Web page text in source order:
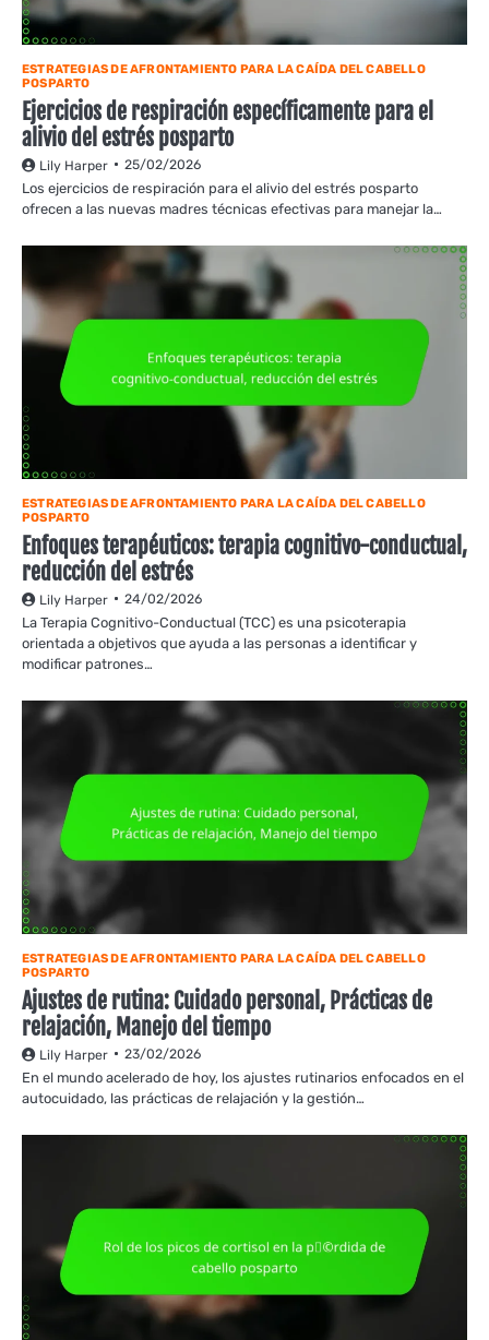
ESTRATEGIAS DE AFRONTAMIENTO PARA LA CAÍDA DEL CABELLO
POSPARTO
Ejercicios de respiración específicamente para el
alivio del estrés posparto
Lily Harper 25/02/2026
Los ejercicios de respiración para el alivio del estrés posparto
ofrecen a las nuevas madres técnicas efectivas para manejar la…
ESTRATEGIAS DE AFRONTAMIENTO PARA LA CAÍDA DEL CABELLO
POSPARTO
Enfoques terapéuticos: terapia cognitivo-conductual,
reducción del estrés
Lily Harper 24/02/2026
La Terapia Cognitivo-Conductual (TCC) es una psicoterapia
orientada a objetivos que ayuda a las personas a identificar y
modificar patrones…
ESTRATEGIAS DE AFRONTAMIENTO PARA LA CAÍDA DEL CABELLO
POSPARTO
Ajustes de rutina: Cuidado personal, Prácticas de
relajación, Manejo del tiempo
Lily Harper 23/02/2026
En el mundo acelerado de hoy, los ajustes rutinarios enfocados en el
autocuidado, las prácticas de relajación y la gestión…